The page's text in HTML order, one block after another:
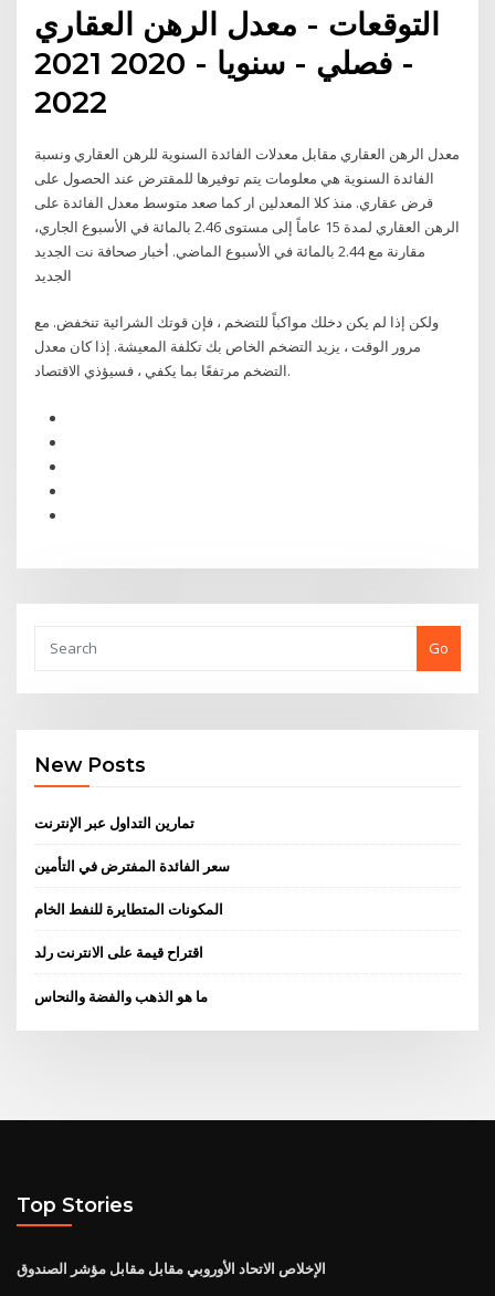
التوقعات - معدل الرهن العقاري
- فصلي - سنويا - 2020 2021
2022
معدل الرهن العقاري مقابل معدلات الفائدة السنوية للرهن العقاري ونسبة
الفائدة السنوية هي معلومات يتم توفيرها للمقترض عند الحصول على
قرض عقاري. منذ كلا المعدلين ار كما صعد متوسط معدل الفائدة على
الرهن العقاري لمدة 15 عاماً إلى مستوى 2.46 بالمائة في الأسبوع الجاري،
مقارنة مع 2.44 بالمائة في الأسبوع الماضي. أخبار صحافة نت الجديد
الجديد
ولكن إذا لم يكن دخلك مواكباً للتضخم ، فإن قوتك الشرائية تنخفض. مع
مرور الوقت ، يزيد التضخم الخاص بك تكلفة المعيشة. إذا كان معدل
التضخم مرتفعًا بما يكفي ، فسيؤذي الاقتصاد.
Go
New Posts
تمارين التداول عبر الإنترنت
سعر الفائدة المفترض في التأمين
المكونات المتطايرة للنفط الخام
اقتراح قيمة على الانترنت رلد
ما هو الذهب والفضة والنحاس
Top Stories
الإخلاص الاتحاد الأوروبي مقابل مقابل مؤشر الصندوق